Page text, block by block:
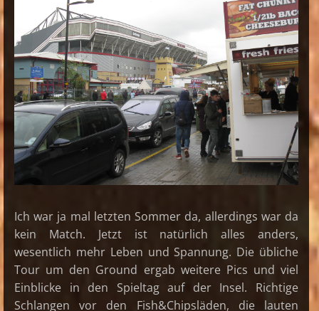
Ich war ja mal letzten Sommer da, allerdings war da
kein Match. Jetzt ist natürlich alles anders,
wesentlich mehr Leben und Spannung. Die übliche
Tour um den Ground ergab weitere Pics und viel
Einblicke in den Spieltag auf der Insel. Richtige
Schlangen vor den Fish&Chipsläden, die lauten